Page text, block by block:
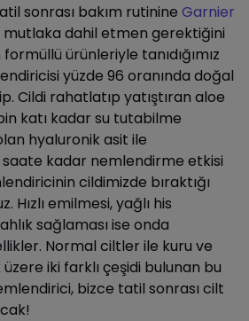
sonrası bakım rutinine Garnier
mutlaka dahil etmen gerektiğini
ürünleriyle tanıdığımız
yüzde 96 oranında doğal
Cildi rahatlatıp yatıştıran aloe
katı kadar su tutabilme
hyaluronik asit ile
kadar nemlendirme etkisi
cildimizde bıraktığı
Hızlı emilmesi, yağlı his
sağlaması ise onda
Normal ciltler ile kuru ve
iki farklı çeşidi bulunan bu
bizce tatil sonrası cilt